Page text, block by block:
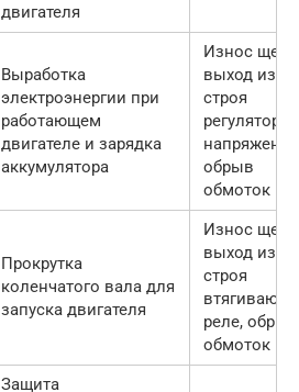
двигателя
Выработка
электроэнергии при
работающем
двигателе и зарядка
аккумулятора
Износ
выход из
строя
регулятора
обрыв
обмоток
Прокрутка
коленчатого вала для
запуска двигателя
Износ
выход из
строя
реле, обрыв
обмоток
Защита